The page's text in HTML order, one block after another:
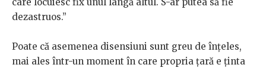
dezastruos.”
Poate că asemenea disensiuni sunt greu de înțeles,
mai ales într-un moment în care propria țară e ținta